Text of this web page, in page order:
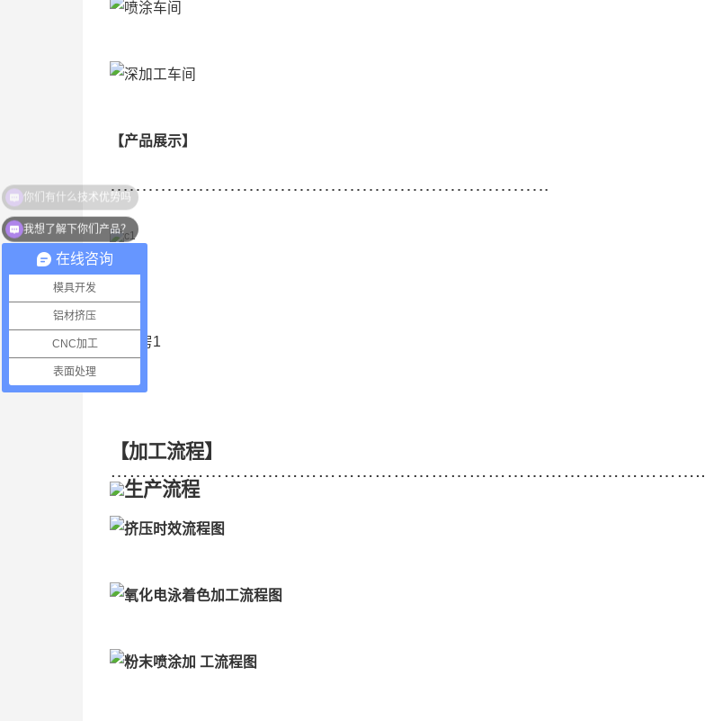
【产品展示】
…………………………………………………………….
【加工流程】
…………………………………………………………………………………..
在线咨询
模具开发
铝材挤压
CNC加工
表面处理
我想了解下你们产品？